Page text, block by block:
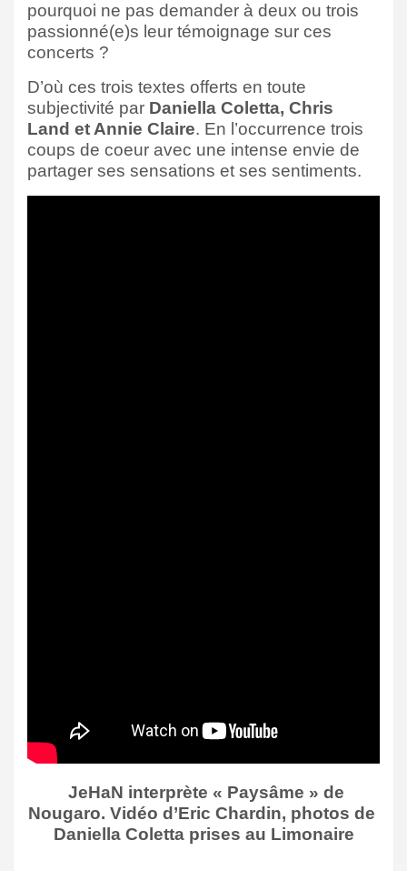
pourquoi ne pas demander à deux ou trois
passionné(e)s leur témoignage sur ces
concerts ?
D’où ces trois textes offerts en toute
subjectivité par Daniella Coletta, Chris
Land et Annie Claire. En l’occurrence trois
coups de coeur avec une intense envie de
partager ses sensations et ses sentiments.
JeHaN interprète « Paysâme » de
Nougaro. Vidéo d’Eric Chardin, photos de
Daniella Coletta prises au Limonaire